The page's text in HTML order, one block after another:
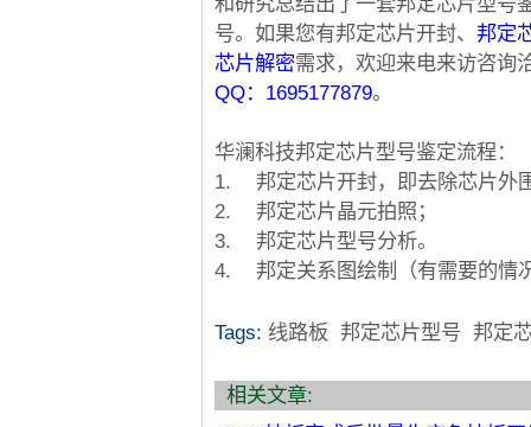
号。如果您有邦定芯片开封、 邦定
芯片解密需求，欢迎来电来访咨询
QQ： 1695177879。
华澜科技邦定芯片型号鉴定流程：
1.
邦定芯片开封，即去除芯片外
2.
邦定芯片晶元拍照；
3.
邦定芯片型号分析。
4.
邦定关系图绘制（有需要的情
Tags: 线路板 邦定芯片型号 邦定
相关文章: